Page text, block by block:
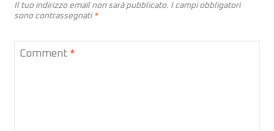
Il tuo indirizzo email non sarà pubblicato. I campi obbligatori
sono contrassegnati *
Comment *